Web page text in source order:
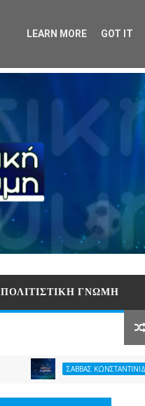
ΠΟΛΙΤΙΣΤΙΚΗ ΓΝΩΜΗ
ΣΑΒΒΑΣ ΚΩΝΣΤΑΝΤΙΝΙΔΗΣ
LEARN MORE GOT IT